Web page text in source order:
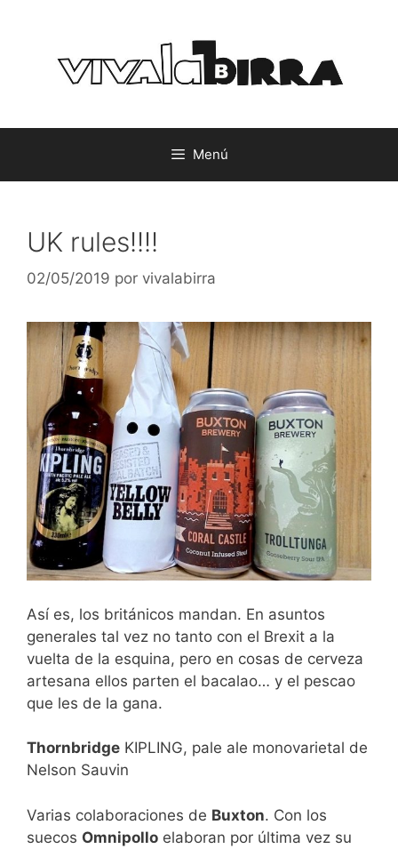
contenido
Menú
UK rules!!!!
02/05/2019 por vivalabirra
Así es, los británicos mandan. En asuntos
generales tal vez no tanto con el Brexit a la
vuelta de la esquina, pero en cosas de cerveza
artesana ellos parten el bacalao… y el pescao
que les de la gana.
Thornbridge KIPLING, pale ale monovarietal de
Nelson Sauvin
Varias colaboraciones de Buxton. Con los
suecos Omnipollo elaboran por última vez su